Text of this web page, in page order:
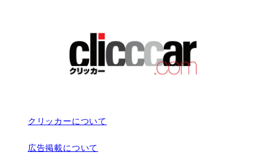
クリッカーについて
広告掲載について